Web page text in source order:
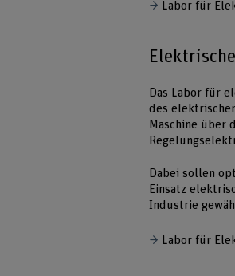
Labor für
Das Labor für
des
Maschine
Dabei sollen
Einsatz
Industrie
Labor für